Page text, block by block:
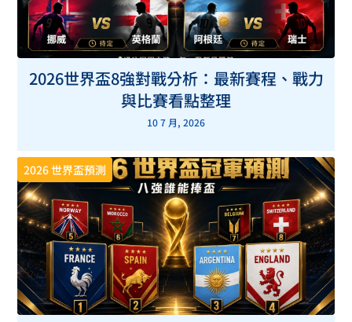
2026世界盃8強對戰分析：最新賽程、戰力
與比賽看點整理
10 7 月, 2026
2026 世界盃預測